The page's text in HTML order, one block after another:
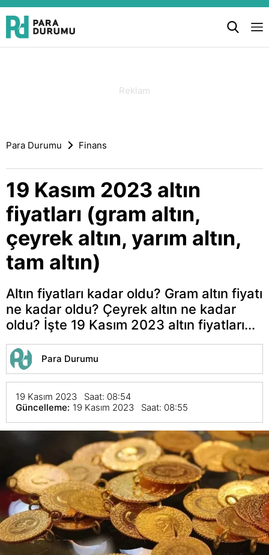
Para Durumu Finans
19 Kasım 2023 altın
fiyatları (gram altın,
çeyrek altın, yarım altın,
tam altın)
Altın fiyatları kadar oldu? Gram altın fiyatı
ne kadar oldu? Çeyrek altın ne kadar
oldu? İşte 19 Kasım 2023 altın fiyatları...
Para Durumu
19 Kasım 2023 Saat: 08:54
Güncelleme: 19 Kasım 2023 Saat: 08:55